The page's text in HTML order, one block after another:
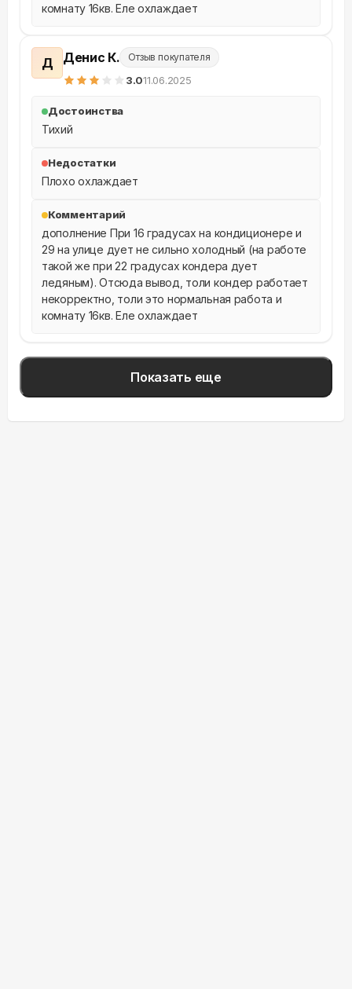
комнату 16кв. Еле охлаждает
Д Денис К. Отзыв покупателя
3.011.06.2025
Достоинства
Тихий
Недостатки
Плохо охлаждает
Комментарий
дополнение При 16 градусах на кондиционере и
29 на улице дует не сильно холодный (на работе
такой же при 22 градусах кондера дует
ледяным). Отсюда вывод, толи кондер работает
некорректно, толи это нормальная работа и
комнату 16кв. Еле охлаждает
Показать еще